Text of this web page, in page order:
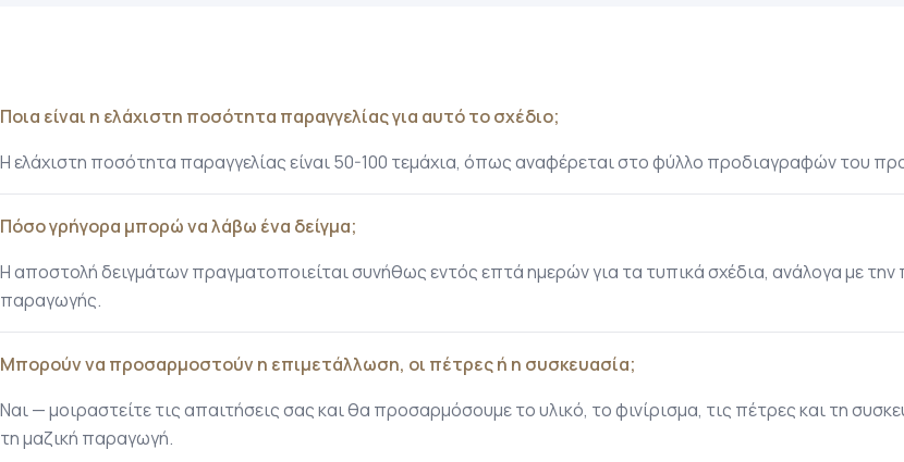
Ποια είναι η ελάχιστη ποσότητα παραγγελίας για αυτό το σχέδιο;
Η ελάχιστη ποσότητα παραγγελίας είναι 50-100 τεμάχια, όπως αναφέρεται στο φύλλο προδιαγραφών του
Πόσο γρήγορα μπορώ να λάβω ένα δείγμα;
Η αποστολή δειγμάτων πραγματοποιείται συνήθως εντός επτά ημερών για τα τυπικά σχέδια, ανάλογα με
παραγωγής.
Μπορούν να προσαρμοστούν η επιμετάλλωση, οι πέτρες ή η συσκευασία;
Ναι — μοιραστείτε τις απαιτήσεις σας και θα προσαρμόσουμε το υλικό, το φινίρισμα, τις πέτρες και τη
τη μαζική παραγωγή.